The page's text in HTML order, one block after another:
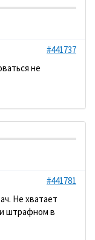
#441737
не
#441781
Не хватает
штрафном в